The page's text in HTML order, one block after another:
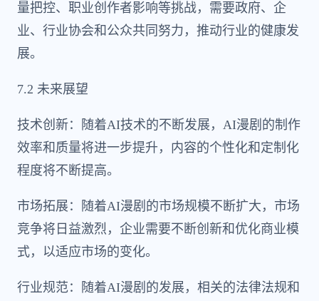
量把控、职业创作者影响等挑战，需要政府、企
业、行业协会和公众共同努力，推动行业的健康发
展。
7.2 未来展望
技术创新：随着AI技术的不断发展，AI漫剧的制作
效率和质量将进一步提升，内容的个性化和定制化
程度将不断提高。
市场拓展：随着AI漫剧的市场规模不断扩大，市场
竞争将日益激烈，企业需要不断创新和优化商业模
式，以适应市场的变化。
行业规范：随着AI漫剧的发展，相关的法律法规和